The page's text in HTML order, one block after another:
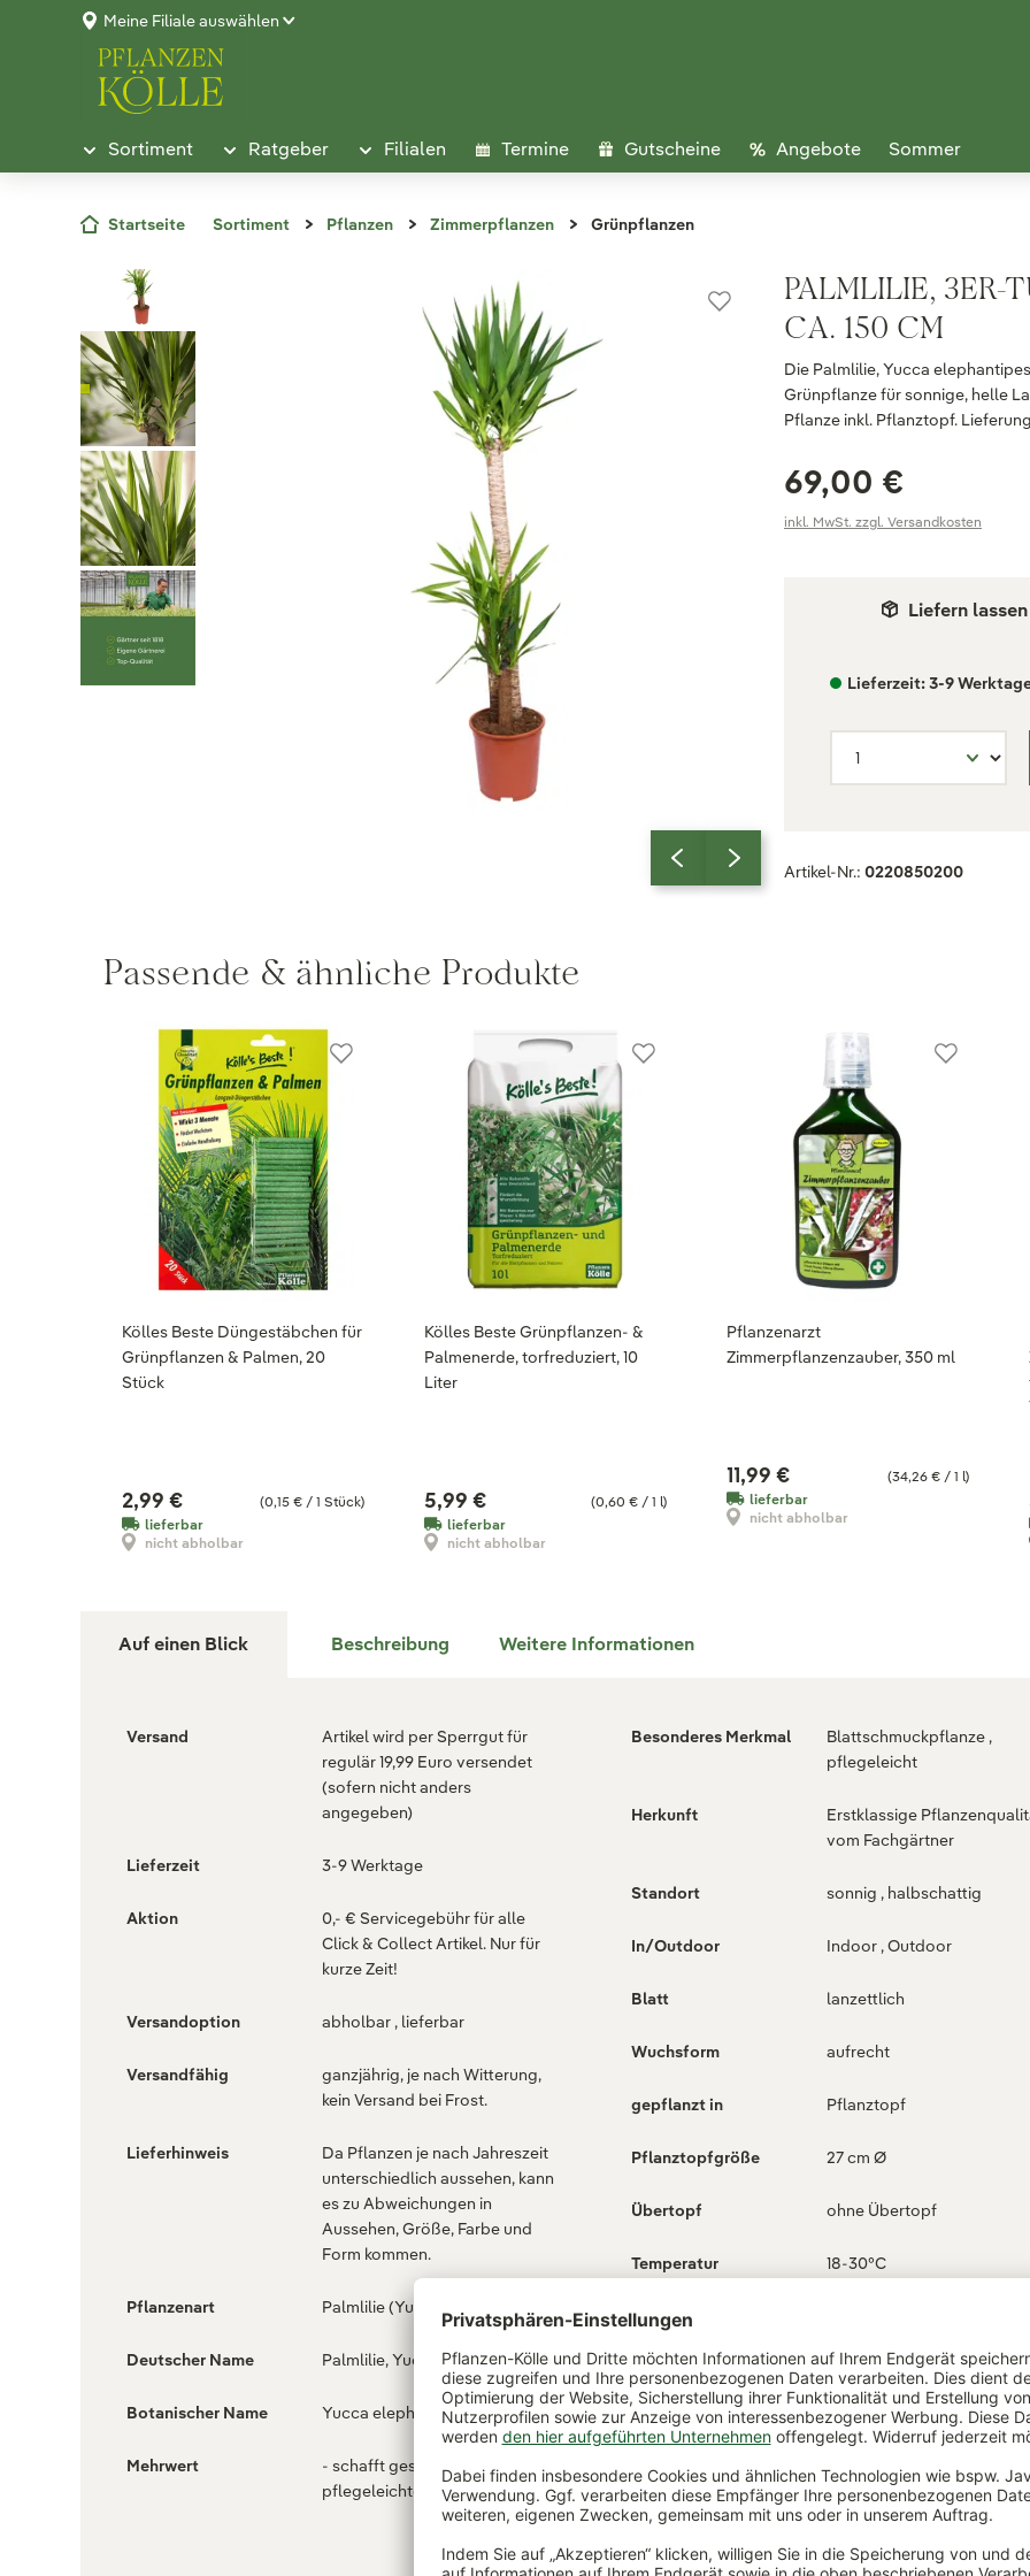
Meine Filiale auswählen
Sortiment Ratgeber Filialen Termine Gutscheine Angebote Sommer
Startseite Sortiment Pflanzen Zimmerpflanzen Grünpflanzen
PALMLILIE, 3ER-
CA. 150 CM
Die Palmlilie, Yucca
Grünpflanze für sonnige, helle
Pflanze inkl. Pflanztopf.
69,00 €
inkl. MwSt. zzgl. Versandkosten
Liefern lassen
Lieferzeit: 3-9
Artikel-Nr.: 0220850200
Passende & ähnliche Produkte
Kölles Beste Düngestäbchen für
Grünpflanzen & Palmen, 20
Stück
(0,15 € / 1 Stück)
2,99 €
lieferbar
nicht abholbar
Kölles Beste Grünpflanzen- &
Palmenerde, torfreduziert, 10
Liter
(0,60 € / 1 l)
5,99 €
lieferbar
nicht abholbar
Pflanzenarzt
Zimmerpflanzenzauber, 350 ml
(34,26 € / 1 l)
11,99 €
lieferbar
nicht abholbar
Auf einen Blick Beschreibung Weitere Informationen
Versand
Artikel wird per Sperrgut für
regulär 19,99 Euro versendet
(sofern nicht anders
angegeben)
Lieferzeit 3-9 Werktage
Aktion
0,- € Servicegebühr für alle
Click & Collect Artikel. Nur für
kurze Zeit!
Versandoption abholbar , lieferbar
Versandfähig
ganzjährig, je nach Witterung,
kein Versand bei Frost.
Lieferhinweis
Da Pflanzen je nach Jahreszeit
unterschiedlich aussehen, kann
es zu Abweichungen in
Aussehen, Größe, Farbe und
Form kommen.
Pflanzenart Palmlilie (Yucca)
Deutscher Name Palmlilie, Yuccapalme
Botanischer Name Yucca elephantipes
Mehrwert
- schafft gesundes Raumklima,-
pflegeleichte Grünpflanze,
Besonderes Merkmal
Blattschmuckpflanze ,
pflegeleicht
Herkunft
Erstklassige
vom Fachgärtner
Standort sonnig , halbschattig
In/Outdoor Indoor , Outdoor
Blatt lanzettlich
Wuchsform aufrecht
gepflanzt in Pflanztopf
Pflanztopfgröße 27 cm Ø
Übertopf ohne Übertopf
Temperatur 18-30°C
Verwendungszweck
als Kübelpflanze für den
Außenbereich
anze
Wasserbedarf wenig
Giftigkeit schwach